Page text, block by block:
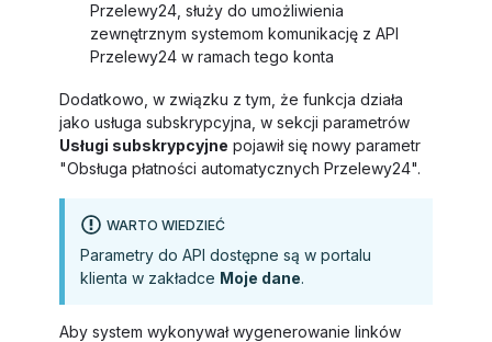
Przelewy24, służy do umożliwienia
zewnętrznym systemom komunikację z API
Przelewy24 w ramach tego konta
Dodatkowo, w związku z tym, że funkcja działa
jako usługa subskrypcyjna, w sekcji parametrów
Usługi subskrypcyjne pojawił się nowy parametr
"Obsługa płatności automatycznych Przelewy24".
WARTO WIEDZIEĆ
Parametry do API dostępne są w portalu
klienta w zakładce Moje dane.
Aby system wykonywał wygenerowanie linków